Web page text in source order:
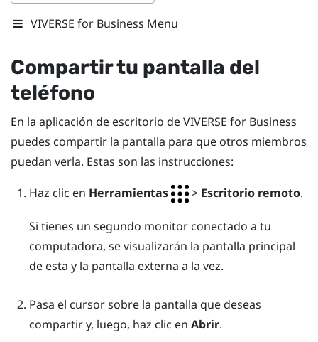
VIVERSE for Business Menu
Compartir tu pantalla del
teléfono
En la aplicación de escritorio deVIVERSE for Business
puedes compartir la pantalla para que otros miembros
puedan verla. Estas son las instrucciones:
Haz clic en Herramientas > Escritorio remoto.
Si tienes un segundo monitor conectado a tu
computadora, se visualizarán la pantalla principal
de esta y la pantalla externa a la vez.
Pasa el cursor sobre la pantalla que deseas
compartir y, luego, haz clic en Abrir.